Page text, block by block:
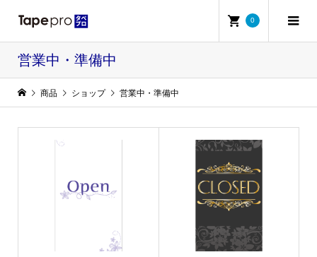
0
営業中・準備中
商品 ショップ 営業中・準備中